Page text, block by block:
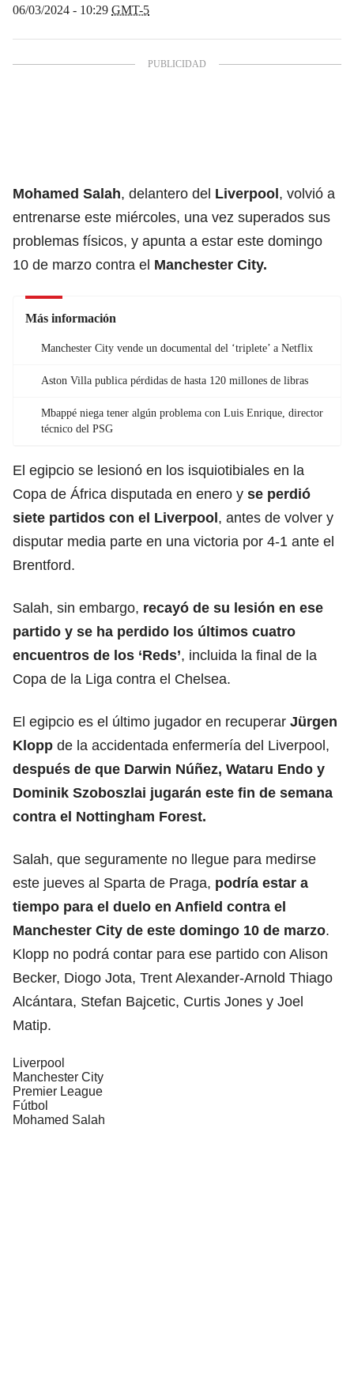
06/03/2024 - 10:29 GMT-5
Mohamed Salah, delantero del Liverpool, volvió a
entrenarse este miércoles, una vez superados sus
problemas físicos, y apunta a estar este domingo
10 de marzo contra el Manchester City.
Más información
Manchester City vende un documental del ‘triplete’ a Netflix
Aston Villa publica pérdidas de hasta 120 millones de libras
Mbappé niega tener algún problema con Luis Enrique, director
técnico del PSG
El egipcio se lesionó en los isquiotibiales en la
Copa de África disputada en enero y se perdió
siete partidos con el Liverpool, antes de volver y
disputar media parte en una victoria por 4-1 ante el
Brentford.
Salah, sin embargo, recayó de su lesión en ese
partido y se ha perdido los últimos cuatro
encuentros de los ‘Reds’, incluida la final de la
Copa de la Liga contra el Chelsea.
El egipcio es el último jugador en recuperar Jürgen
Klopp de la accidentada enfermería del Liverpool,
después de que Darwin Núñez, Wataru Endo y
Dominik Szoboszlai jugarán este fin de semana
contra el Nottingham Forest.
Salah, que seguramente no llegue para medirse
este jueves al Sparta de Praga, podría estar a
tiempo para el duelo en Anfield contra el
Manchester City de este domingo 10 de marzo.
Klopp no podrá contar para ese partido con Alison
Becker, Diogo Jota, Trent Alexander-Arnold Thiago
Alcántara, Stefan Bajcetic, Curtis Jones y Joel
Matip.
Liverpool
Manchester City
Premier League
Fútbol
Mohamed Salah